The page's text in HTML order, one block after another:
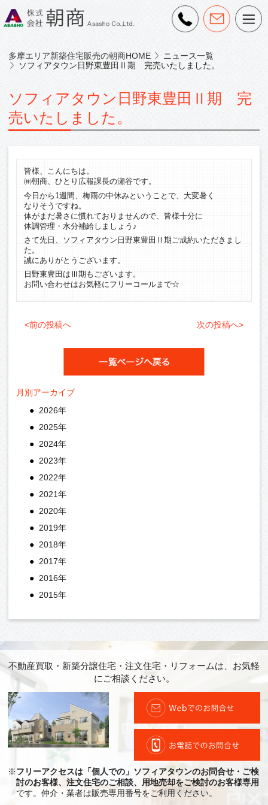
多摩エリア新築住宅販売の朝商HOME
ニュース一覧
ソフィアタウン日野東豊田Ⅱ期 完売いたしました。
ソフィアタウン日野東豊田Ⅱ期 完
売いたしました。
皆様、こんにちは。
㈱朝商、ひとり広報課長の瀬谷です。
今日から1週間、梅雨の中休みということで、大変暑く
なりそうですね。
体がまだ暑さに慣れておりませんので、皆様十分に
体調管理・水分補給しましょう♪
さて先日、ソフィアタウン日野東豊田Ⅱ期ご成約いただきまし
た。
誠にありがとうございます。
日野東豊田はⅢ期もございます。
お問い合わせはお気軽にフリーコールまで☆
<前の投稿へ 次の投稿へ>
月別アーカイブ
2026年
2025年
2024年
2023年
2022年
2021年
2020年
2019年
2018年
2017年
2016年
2015年
不動産買取・新築分譲住宅・注文住宅・リフォームは、お気軽
にご相談ください。
※フリーアクセスは「個人での」ソフィアタウンのお問合せ・ご検
討のお客様、注文住宅のご相談、用地売却をご検討のお客様専用
です。仲介・業者は販売専用番号をご利用ください。